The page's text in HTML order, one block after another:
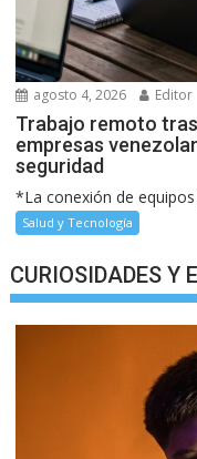
agosto 4, 2026 Editor
Trabajo remoto
empresas
seguridad
*La conexión de
Salud y Tecnología
CURIOSIDADES Y